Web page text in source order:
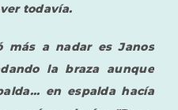
todavía.
más a nadar es Janos
la braza aunque
en espalda hacía